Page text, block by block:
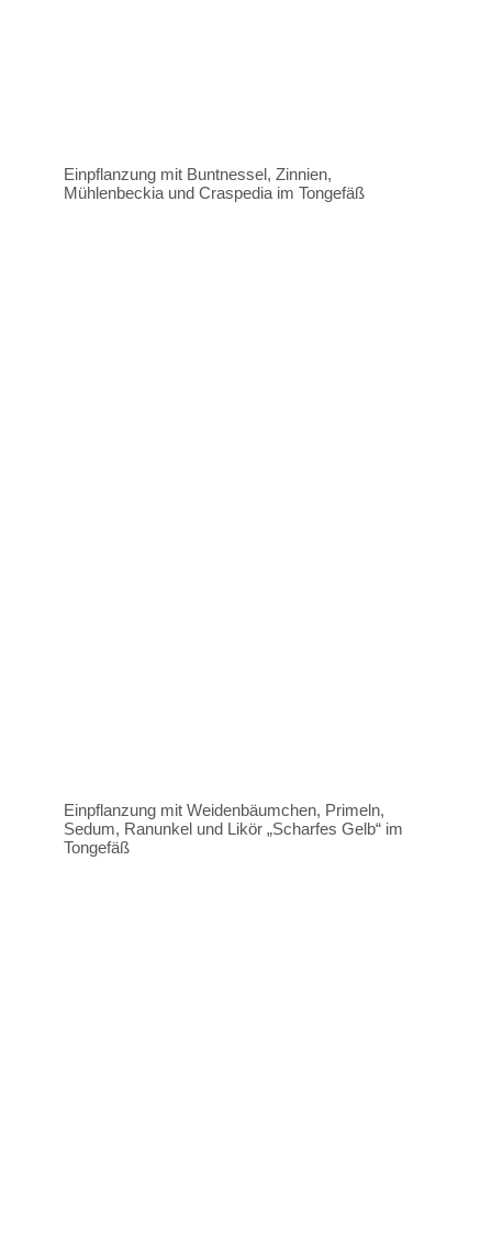
Einpflanzung mit Buntnessel, Zinnien,
Mühlenbeckia und Craspedia im Tongefäß
Einpflanzung mit Weidenbäumchen, Primeln,
Sedum, Ranunkel und Likör „Scharfes Gelb“ im
Tongefäß